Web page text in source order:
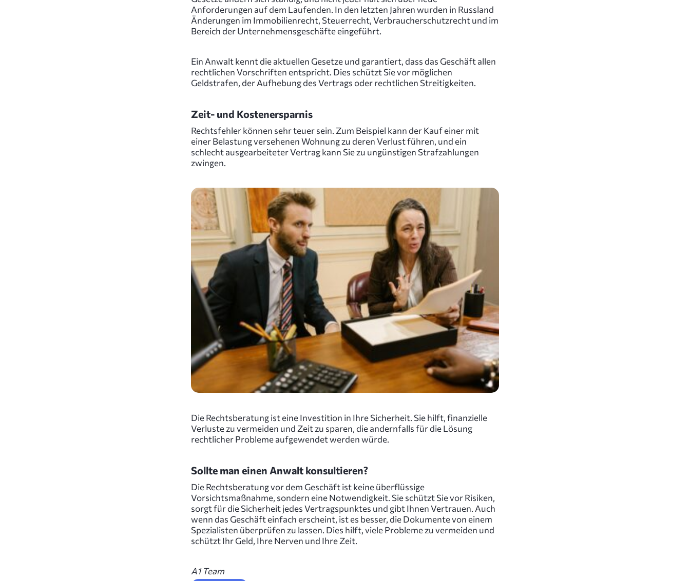
Anforderungen auf dem Laufenden. In den letzten Jahren wurden in Russland
Änderungen im Immobilienrecht, Steuerrecht, Verbraucherschutzrecht und im
Bereich der Unternehmensgeschäfte eingeführt.
Ein Anwalt kennt die aktuellen Gesetze und garantiert, dass das Geschäft allen
rechtlichen Vorschriften entspricht. Dies schützt Sie vor möglichen
Geldstrafen, der Aufhebung des Vertrags oder rechtlichen Streitigkeiten.
Zeit- und Kostenersparnis
Rechtsfehler können sehr teuer sein. Zum Beispiel kann der Kauf einer mit
einer Belastung versehenen Wohnung zu deren Verlust führen, und ein
schlecht ausgearbeiteter Vertrag kann Sie zu ungünstigen Strafzahlungen
zwingen.
Die Rechtsberatung ist eine Investition in Ihre Sicherheit. Sie hilft, finanzielle
Verluste zu vermeiden und Zeit zu sparen, die andernfalls für die Lösung
rechtlicher Probleme aufgewendet werden würde.
Sollte man einen Anwalt konsultieren?
Die Rechtsberatung vor dem Geschäft ist keine überflüssige
Vorsichtsmaßnahme, sondern eine Notwendigkeit. Sie schützt Sie vor Risiken,
sorgt für die Sicherheit jedes Vertragspunktes und gibt Ihnen Vertrauen. Auch
wenn das Geschäft einfach erscheint, ist es besser, die Dokumente von einem
Spezialisten überprüfen zu lassen. Dies hilft, viele Probleme zu vermeiden und
schützt Ihr Geld, Ihre Nerven und Ihre Zeit.
A1 Team